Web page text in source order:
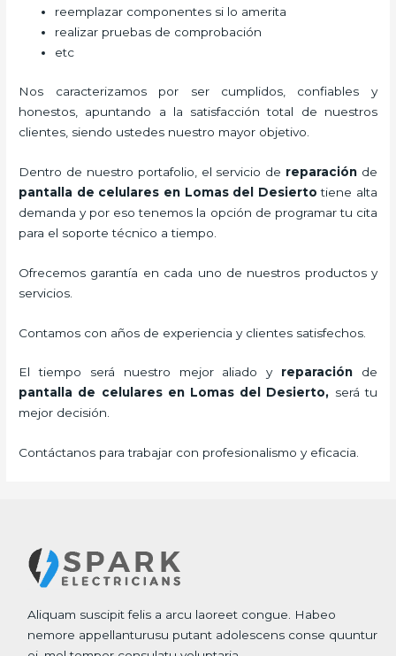
reemplazar componentes si lo amerita
realizar pruebas de comprobación
etc
Nos caracterizamos por ser cumplidos, confiables y
honestos, apuntando a la satisfacción total de nuestros
clientes, siendo ustedes nuestro mayor objetivo.
Dentro de nuestro portafolio, el servicio de reparación de
pantalla de celulares en Lomas del Desierto tiene alta
demanda y por eso tenemos la opción de programar tu cita
para el soporte técnico a tiempo.
Ofrecemos garantía en cada uno de nuestros productos y
servicios.
Contamos con años de experiencia y clientes satisfechos.
El tiempo será nuestro mejor aliado y reparación de
pantalla de celularesen Lomas del Desierto, será tu
mejor decisión.
Contáctanos para trabajar con profesionalismo y eficacia.
Aliquam suscipit felis a arcu laoreet congue. Habeo
nemore appellanturusu putant adolescens conse quuntur